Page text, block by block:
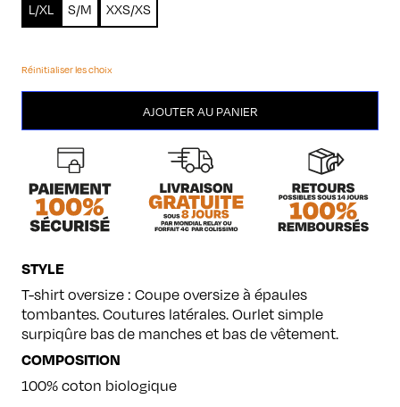
L/XL S/M XXS/XS
Réinitialiser les choix
Queen
and
all
can
-
white
AJOUTER AU PANIER
STYLE
T-shirt oversize : Coupe oversize à épaules
tombantes. Coutures latérales. Ourlet simple
surpiqûre bas de manches et bas de vêtement.
COMPOSITION
100% coton biologique